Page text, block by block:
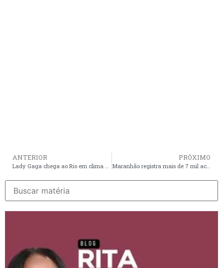
ANTERIOR
Lady Gaga chega ao Rio em clima de mistério e entra no Copacabana Palace pelos fundos
PRÓXIMO
Maranhão registra mais de 7 mil acidentes de trabalho em dois anos